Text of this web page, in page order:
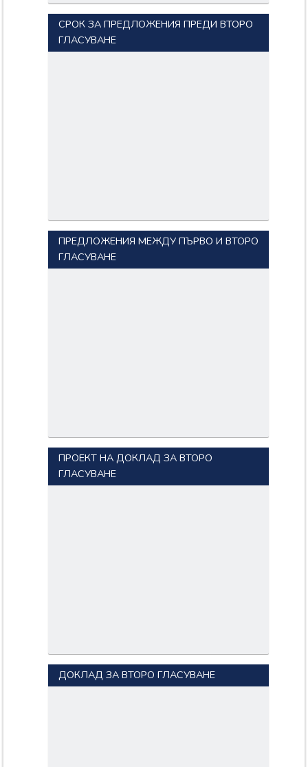
СРОК ЗА ПРЕДЛОЖЕНИЯ ПРЕДИ ВТОРО
ГЛАСУВАНЕ
ПРЕДЛОЖЕНИЯ МЕЖДУ ПЪРВО И ВТОРО
ГЛАСУВАНЕ
ПРОЕКТ НА ДОКЛАД ЗА ВТОРО
ГЛАСУВАНЕ
ДОКЛАД ЗА ВТОРО ГЛАСУВАНЕ